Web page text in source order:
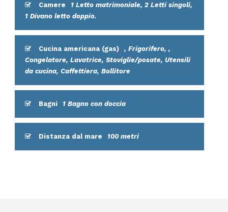
Camere
1 Letto matrimoniale, 2 Letti singoli,
1 Divano letto doppio.
Cucina americana (gas)
, Frigorifero, ,
Congelatore, Lavatrice, Stoviglie/posate, Utensili
da cucina, Caffettiera, Bollitore
Bagni 1 Bagno con doccia
Distanza dal mare 100 metri